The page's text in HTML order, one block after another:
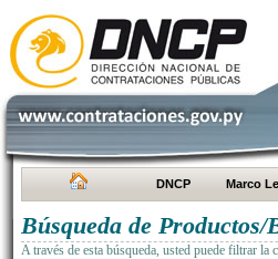
DNCP Marco
Búsqueda de
A través de esta búsqueda, usted puede filtrar la